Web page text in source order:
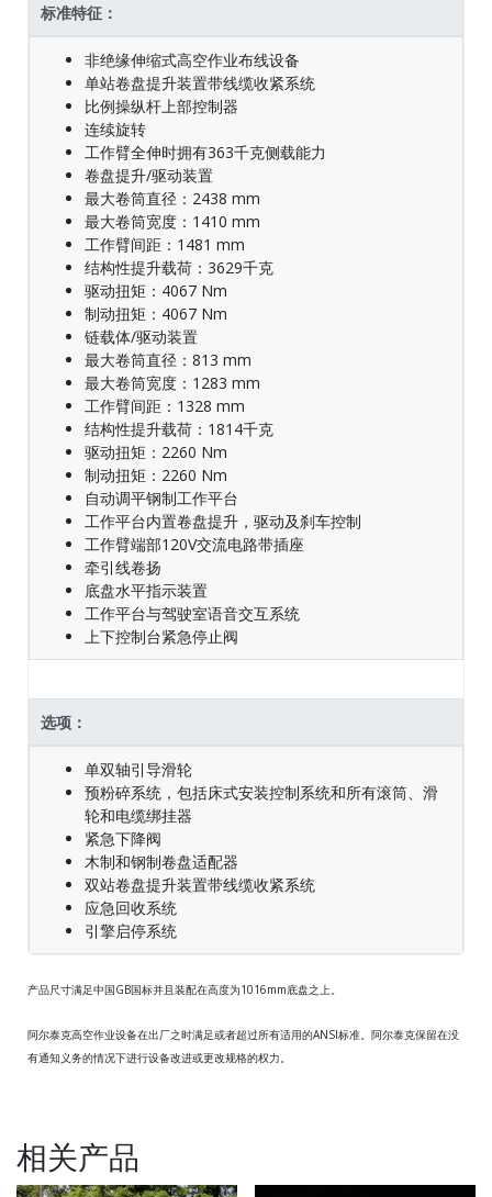
标准特征：
非绝缘伸缩式高空作业布线设备
单站卷盘提升装置带线缆收紧系统
比例操纵杆上部控制器
连续旋转
工作臂全伸时拥有363千克侧载能力
卷盘提升/驱动装置
最大卷筒直径：2438 mm
最大卷筒宽度：1410 mm
工作臂间距：1481 mm
结构性提升载荷：3629千克
驱动扭矩：4067 Nm
制动扭矩：4067 Nm
链载体/驱动装置
最大卷筒直径：813 mm
最大卷筒宽度：1283 mm
工作臂间距：1328 mm
结构性提升载荷：1814千克
驱动扭矩：2260 Nm
制动扭矩：2260 Nm
自动调平钢制工作平台
工作平台内置卷盘提升，驱动及刹车控制
工作臂端部120V交流电路带插座
牵引线卷扬
底盘水平指示装置
工作平台与驾驶室语音交互系统
上下控制台紧急停止阀
选项：
单双轴引导滑轮
预粉碎系统，包括床式安装控制系统和所有滚筒、滑
轮和电缆绑挂器
紧急下降阀
木制和钢制卷盘适配器
双站卷盘提升装置带线缆收紧系统
应急回收系统
引擎启停系统
产品尺寸满足中国GB国标并且装配在高度为1016mm底盘之上。
阿尔泰克高空作业设备在出厂之时满足或者超过所有适用的ANSI标准。阿尔泰克保留在没
有通知义务的情况下进行设备改进或更改规格的权力。
相关产品